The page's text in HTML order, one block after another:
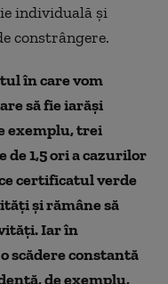
individuală și
constrângere.
în care vom
să fie iarăși
exemplu, trei
de 1,5 ori a cazurilor
certificatul verde
și rămâne să
Iar în
scădere constantă
de exemplu,